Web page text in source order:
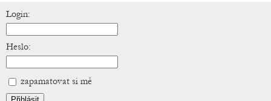
Login:
Heslo:
zapamatovat si mě